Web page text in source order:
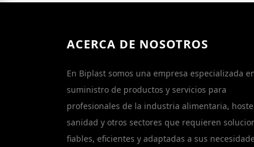
ACERCA DE NOSOTROS
En Biplast somos una empresa especializada
suministro de productos y servicios para
profesionales de la industria alimentaria,
sanidad y otros sectores que requieren
fiables, eficientes y adaptadas a sus